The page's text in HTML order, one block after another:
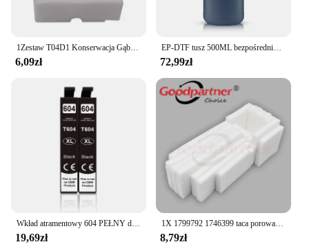
1Zestaw T04D1 Konserwacja Gąbka Waste Ink Pad Do Drukarek Epson L4260 L4261 L4263 L4265 L4266 L4267 L4268 L4269
6,09zł
EP-DTF tusz 500ML bezpośrednio do folia transferowa tusz do Epson głowica drukująca i3200 XP600 TX800 L1800 1390 L805 wszystkie druk atramentowy DTF
72,99zł
Wkład atramentowy 604 PEŁNY do kompatybilnych wkładów Epson T 604XL T604 XL XP 2200 2205 3200 3205 4200 4205 WF 2910 2930 2950 Drukarka
19,69zł
1X 1799792 1746399 taca porowata do EPSON L550 L551 L555 L565 L566 L575 L558 M100 M105 M200 M201 M205 ET4500 WF 2520 2530
8,79zł